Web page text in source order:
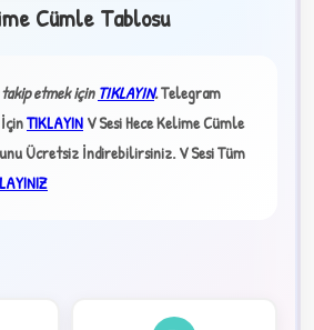
Cümle Tablosu
takip etmek içinTIKLAYIN.Telegram
TIKLAYINV Sesi Hece Kelime Cümle
Ücretsiz İndirebilirsiniz.V Sesi Tüm